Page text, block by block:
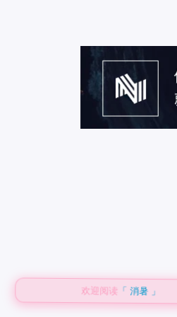
欢迎阅读 「 消暑 」